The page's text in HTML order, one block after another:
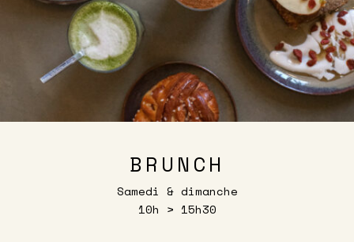
BRUNCH
Samedi & dimanche
10h > 15h30